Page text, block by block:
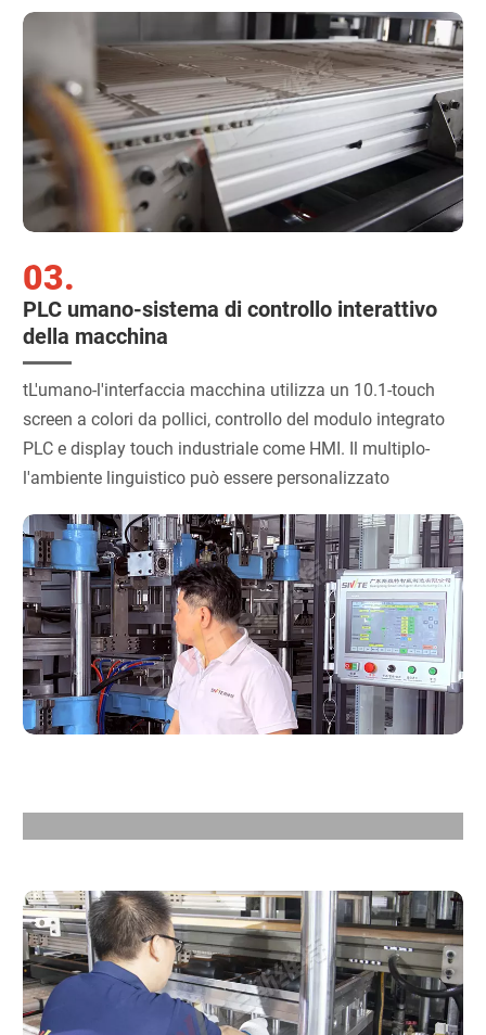
03.
PLC umano-sistema di controllo interattivo
della macchina
tL'umano-l'interfaccia macchina utilizza un 10.1-touch
screen a colori da pollici, controllo del modulo integrato
PLC e display touch industriale come HMI. Il multiplo-
l'ambiente linguistico può essere personalizzato